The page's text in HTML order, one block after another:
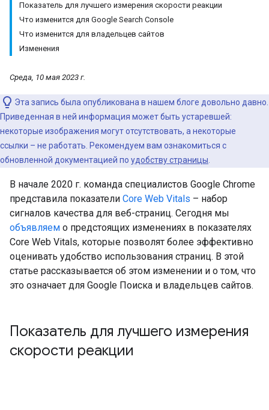
Показатель для лучшего измерения скорости реакции
Что изменится для Google Search Console
Что изменится для владельцев сайтов
Изменения
Среда, 10 мая 2023 г.
Эта запись была опубликована в нашем блоге довольно давно.
Приведенная в ней информация может быть устаревшей:
некоторые изображения могут отсутствовать, а некоторые
ссылки – не работать. Рекомендуем вам ознакомиться с
обновленной документацией по удобству страницы
В начале 2020 г. команда специалистов Google Chrome
представила показатели Core Web Vitals – набор
сигналов качества для веб-страниц. Сегодня мы
объявляем о предстоящих изменениях в показателях
Core Web Vitals, которые позволят более эффективно
оценивать удобство использования страниц. В этой
статье рассказывается об этом изменении и о том, что
это означает для Google Поиска и владельцев сайтов.
Показатель для лучшего измерения
скорости реакции